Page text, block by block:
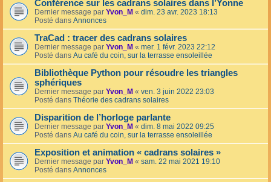
Conférence sur les cadrans solaires dans l’Yonne
Dernier message par Yvon_M « dim. 23 avr. 2023 18:13
Posté dans Annonces
TraCad : tracer des cadrans solaires
Dernier message par Yvon_M « mer. 1 févr. 2023 22:12
Posté dans Au café du coin, sur la terrasse ensoleillée
Bibliothèque Python pour résoudre les triangles
sphériques
Dernier message par Yvon_M « ven. 3 juin 2022 23:03
Posté dans Théorie des cadrans solaires
Disparition de l’horloge parlante
Dernier message par Yvon_M « dim. 8 mai 2022 09:25
Posté dans Au café du coin, sur la terrasse ensoleillée
Exposition et animation « cadrans solaires »
Dernier message par Yvon_M « sam. 22 mai 2021 19:10
Posté dans Annonces